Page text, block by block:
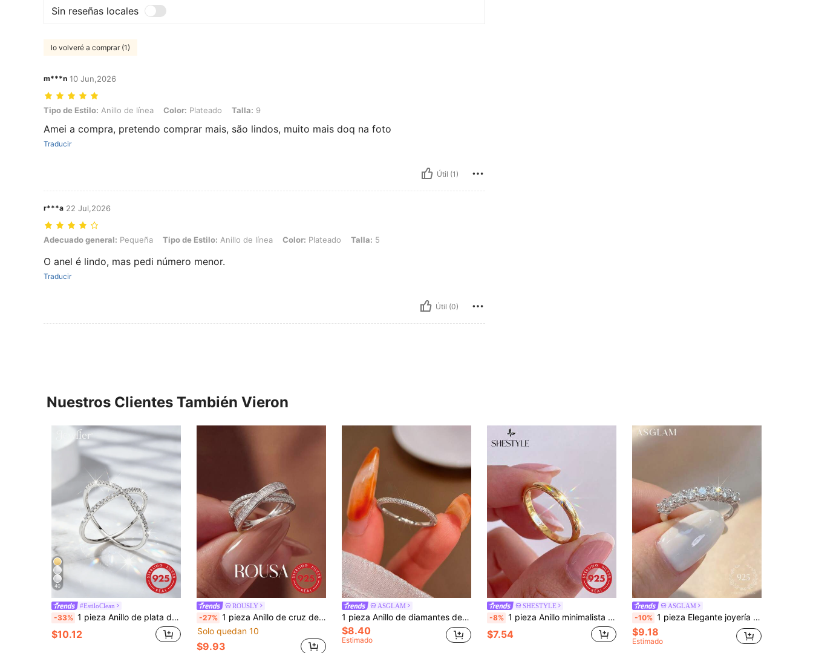
Sin reseñas locales
lo volveré a comprar (1)
m***n 10 Jun,2026
Tipo de Estilo: Anillo de línea, Color: Plateado, Talla: 9
Tipo de Estilo: Anillo de línea Color: Plateado Talla: 9
Amei a compra, pretendo comprar mais, são lindos, muito mais doq na foto
Traducir
Útil (1)
r***a 22 Jul,2026
Adecuado general: Pequeña, Tipo de Estilo: Anillo de línea, Color: Plateado, Talla: 5
Adecuado general: Pequeña Tipo de Estilo: Anillo de línea Color: Plateado Talla: 5
O anel é lindo, mas pedi número menor.
Traducir
Útil (0)
Nuestros Clientes También Vieron
40
#EstiloClean
-33% 1 pieza Anillo de plata de ley S925 con forma de X, anillo delicado para el pulgar, regalo de joyería exquisita para mujeres
$10.12
ROUSLY
-27% 1 pieza Anillo de cruz de lujo, anillo de banda delgada de plata de ley 925 para mujer, anillo para el pulgar, regalo de joyería exquisita
Solo quedan 10
$9.93
ASGLAM
1 pieza Anillo de diamantes de lujo de plata de ley S925, joyería para mujer, regalo para niña, decoración de fiesta, anillo de compromiso de boda
$8.40
Estimado
SHESTYLE
-8% 1 pieza Anillo minimalista hueco de plata 925 de moda, adecuado para el uso diario de la mujer, accesorio de fiesta, regalo de joyería vintage exquisita
$7.54
ASGLAM
-10% 1 pieza Elegante joyería de aro de plata de ley 925 chapada en platino con circonita blanca, adecuada como regalo de aniversario/cumpleaños
$9.18
Estimado